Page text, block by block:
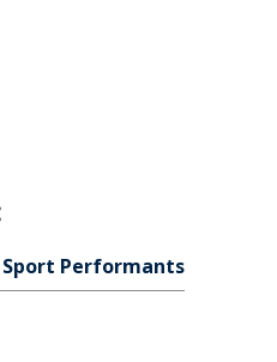
Performants